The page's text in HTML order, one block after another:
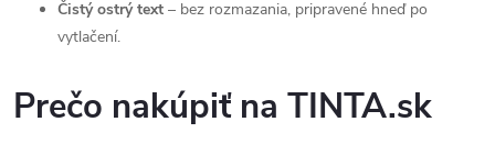
Čistý ostrý text – bez rozmazania, pripravené hneď po
vytlačení.
Prečo nakúpiť na TINTA.sk